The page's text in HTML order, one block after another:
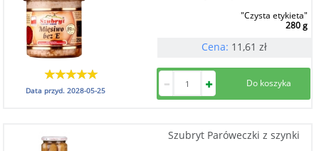
"Czysta etykieta"
280 g
Cena: 11,61 zł
Data przyd.2028-05-25
Szubryt Paróweczki z szynki